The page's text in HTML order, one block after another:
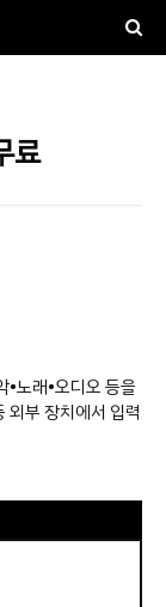
료
노래•오디오 등을
외부 장치에서 입력